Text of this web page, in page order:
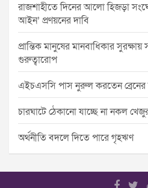
রাজশাহীতে দিনের আলো হিজড়া
আইন’ প্রণয়নের দাবি
প্রান্তিক মানুষের মানবাধিকার
গুরুত্বারোপ
এইচএসসি পাস নুরুল করতেন ব্রেনের
চারঘাটে ঠেকানো যাচ্ছে না নকল
অর্থনীতি বদলে দিতে পারে গৃহঋণ